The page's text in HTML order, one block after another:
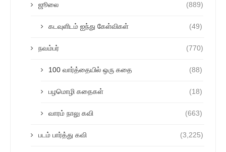
ஜூலை (889)
கடவுளிடம் ஐந்து கேள்விகள் (49)
நவம்பர் (770)
100 வார்த்தையில் ஒரு கதை (88)
பழமொழி கதைகள் (18)
வாரம் நாலு கவி (663)
படம் பார்த்து கவி (3,225)